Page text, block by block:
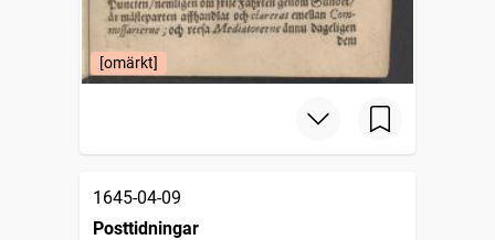
[omärkt]
1645-04-09
Posttidningar